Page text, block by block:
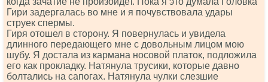
Гири задергалась во мне и я почувствовала удары
струек спермы.
Гиря отошел в сторону. Я повернулась и увидела
длинного передающего мне с довольным лицом мою
шубу. Я достала из кармана носовой платок, подложила
его как прокладку. Натянула трусики, которые давно
болтались на сапогах. Натянула чулки слезшие